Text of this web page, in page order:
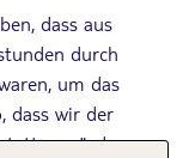
dass aus
durch
um das
dass wir der
würden.